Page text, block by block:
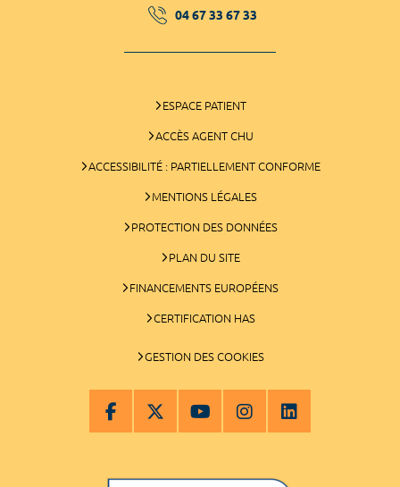
04 67 33 67 33
ESPACE PATIENT
ACCÈS AGENT CHU
ACCESSIBILITÉ : PARTIELLEMENT CONFORME
MENTIONS LÉGALES
PROTECTION DES DONNÉES
PLAN DU SITE
FINANCEMENTS EUROPÉENS
CERTIFICATION HAS
GESTION DES COOKIES